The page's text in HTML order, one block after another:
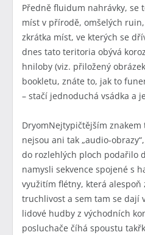
Předně fluidum nahrávky, se
míst v přírodě, omšelých
zkrátka míst, ve kterých se
dnes tato teritoria obývá
hniloby (viz. přiložený
bookletu, znáte to, jak to
– stačí jednoduchá vsádka a
DryomNejtypičtějším znakem
nejsou ani tak „audio-
do rozlehlých ploch podařilo
namysli sekvence spojené s
využitím flétny, která
truchlivost a sem tam se dají
lidové hudby z východních
posluchače číhá spoustu